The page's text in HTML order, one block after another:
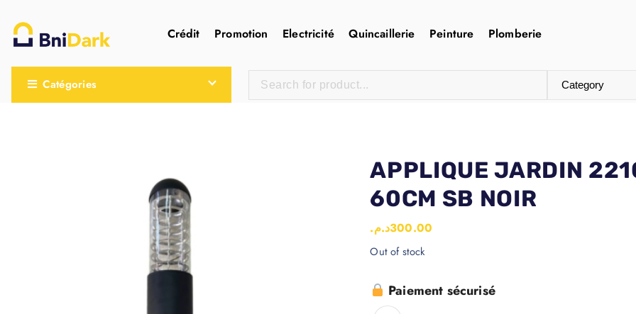
Crédit Promotion Electricité Quincaillerie Peinture Plomberie
Catégories
APPLIQUE JARDIN
60CM SB NOIR
300.00د.م.
Out of stock
Paiement sécurisé